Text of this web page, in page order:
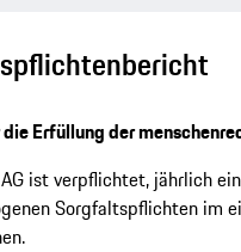
Erfüllung der
ist verpflichtet, jährlich
Sorgfaltspflichten im